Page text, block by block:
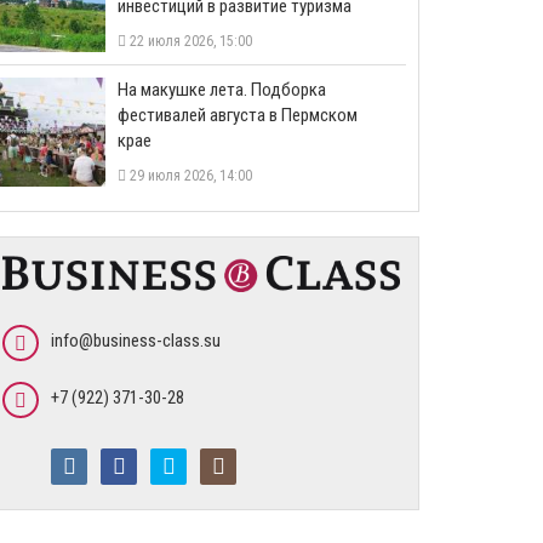
инвестиций в развитие туризма
22 июля 2026, 15:00
На макушке лета. Подборка
фестивалей августа в Пермском
крае
29 июля 2026, 14:00
info@business-class.su
+7 (922) 371-30-28